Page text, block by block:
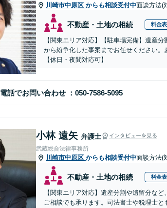
川崎市中原区 からも相談受付中面談方法(
不動産・土地の相続 料金
【関東エリア対応】【駐車場完備】遺産
から紛争化した事案までお任せください
【休日・夜間対応可】
電話でお問い合わせ
小林 遠矢 弁護士 インタビューを見る
武蔵総合法律事務所
川崎市中原区 からも相談受付中面談方法(
不動産・土地の相続 料金
【関東エリア対応】遺産分割や遺留分な
ご相談でも承ります。司法書士や税理士